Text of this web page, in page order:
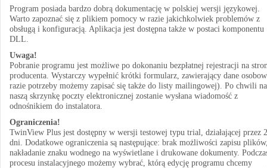
Program posiada bardzo dobrą dokumentację w polskiej wersji językowej.
Warto zapoznać się z plikiem pomocy w razie jakichkolwiek problemów z
obsługą i konfiguracją. Aplikacja jest dostępna także w postaci komponentu
DLL.
Uwaga!
Pobranie programu jest możliwe po dokonaniu bezpłatnej rejestracji na
producenta. Wystarczy wypełnić krótki formularz, zawierający dane
razie potrzeby możemy zapisać się także do listy mailingowej). Po chwili na
naszą skrzynkę poczty elektronicznej zostanie wysłana wiadomość z
odnośnikiem do instalatora.
Ograniczenia!
TwinView Plus jest dostępny w wersji testowej typu trial, działającej przez
dni. Dodatkowe ograniczenia są następujące: brak możliwości zapisu
nakładanie znaku wodnego na wyświetlane i drukowane dokumenty.
procesu instalacyjnego możemy wybrać, którą edycję programu chcemy